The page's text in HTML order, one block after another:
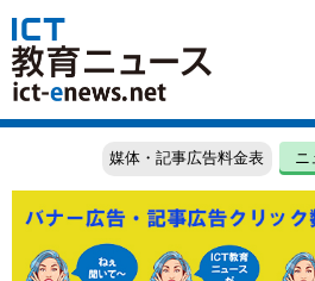
媒体・記事広告料金表 ニ